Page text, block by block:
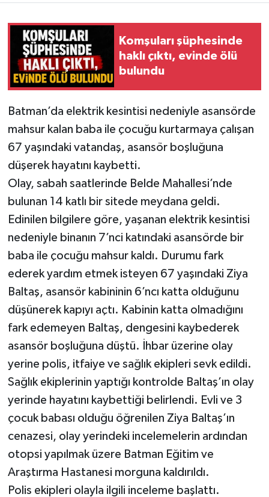
Komşuları şüphesinde
haklı çıktı, evinde ölü
bulundu
Batman’da elektrik kesintisi nedeniyle asansörde
mahsur kalan baba ile çocuğu kurtarmaya çalışan
67 yaşındaki vatandaş, asansör boşluğuna
düşerek hayatını kaybetti.
Olay, sabah saatlerinde Belde Mahallesi’nde
bulunan 14 katlı bir sitede meydana geldi.
Edinilen bilgilere göre, yaşanan elektrik kesintisi
nedeniyle binanın 7’nci katındaki asansörde bir
baba ile çocuğu mahsur kaldı. Durumu fark
ederek yardım etmek isteyen 67 yaşındaki Ziya
Baltaş, asansör kabininin 6’ncı katta olduğunu
düşünerek kapıyı açtı. Kabinin katta olmadığını
fark edemeyen Baltaş, dengesini kaybederek
asansör boşluğuna düştü. İhbar üzerine olay
yerine polis, itfaiye ve sağlık ekipleri sevk edildi.
Sağlık ekiplerinin yaptığı kontrolde Baltaş’ın olay
yerinde hayatını kaybettiği belirlendi. Evli ve 3
çocuk babası olduğu öğrenilen Ziya Baltaş’ın
cenazesi, olay yerindeki incelemelerin ardından
otopsi yapılmak üzere Batman Eğitim ve
Araştırma Hastanesi morguna kaldırıldı.
Polis ekipleri olayla ilgili inceleme başlattı.